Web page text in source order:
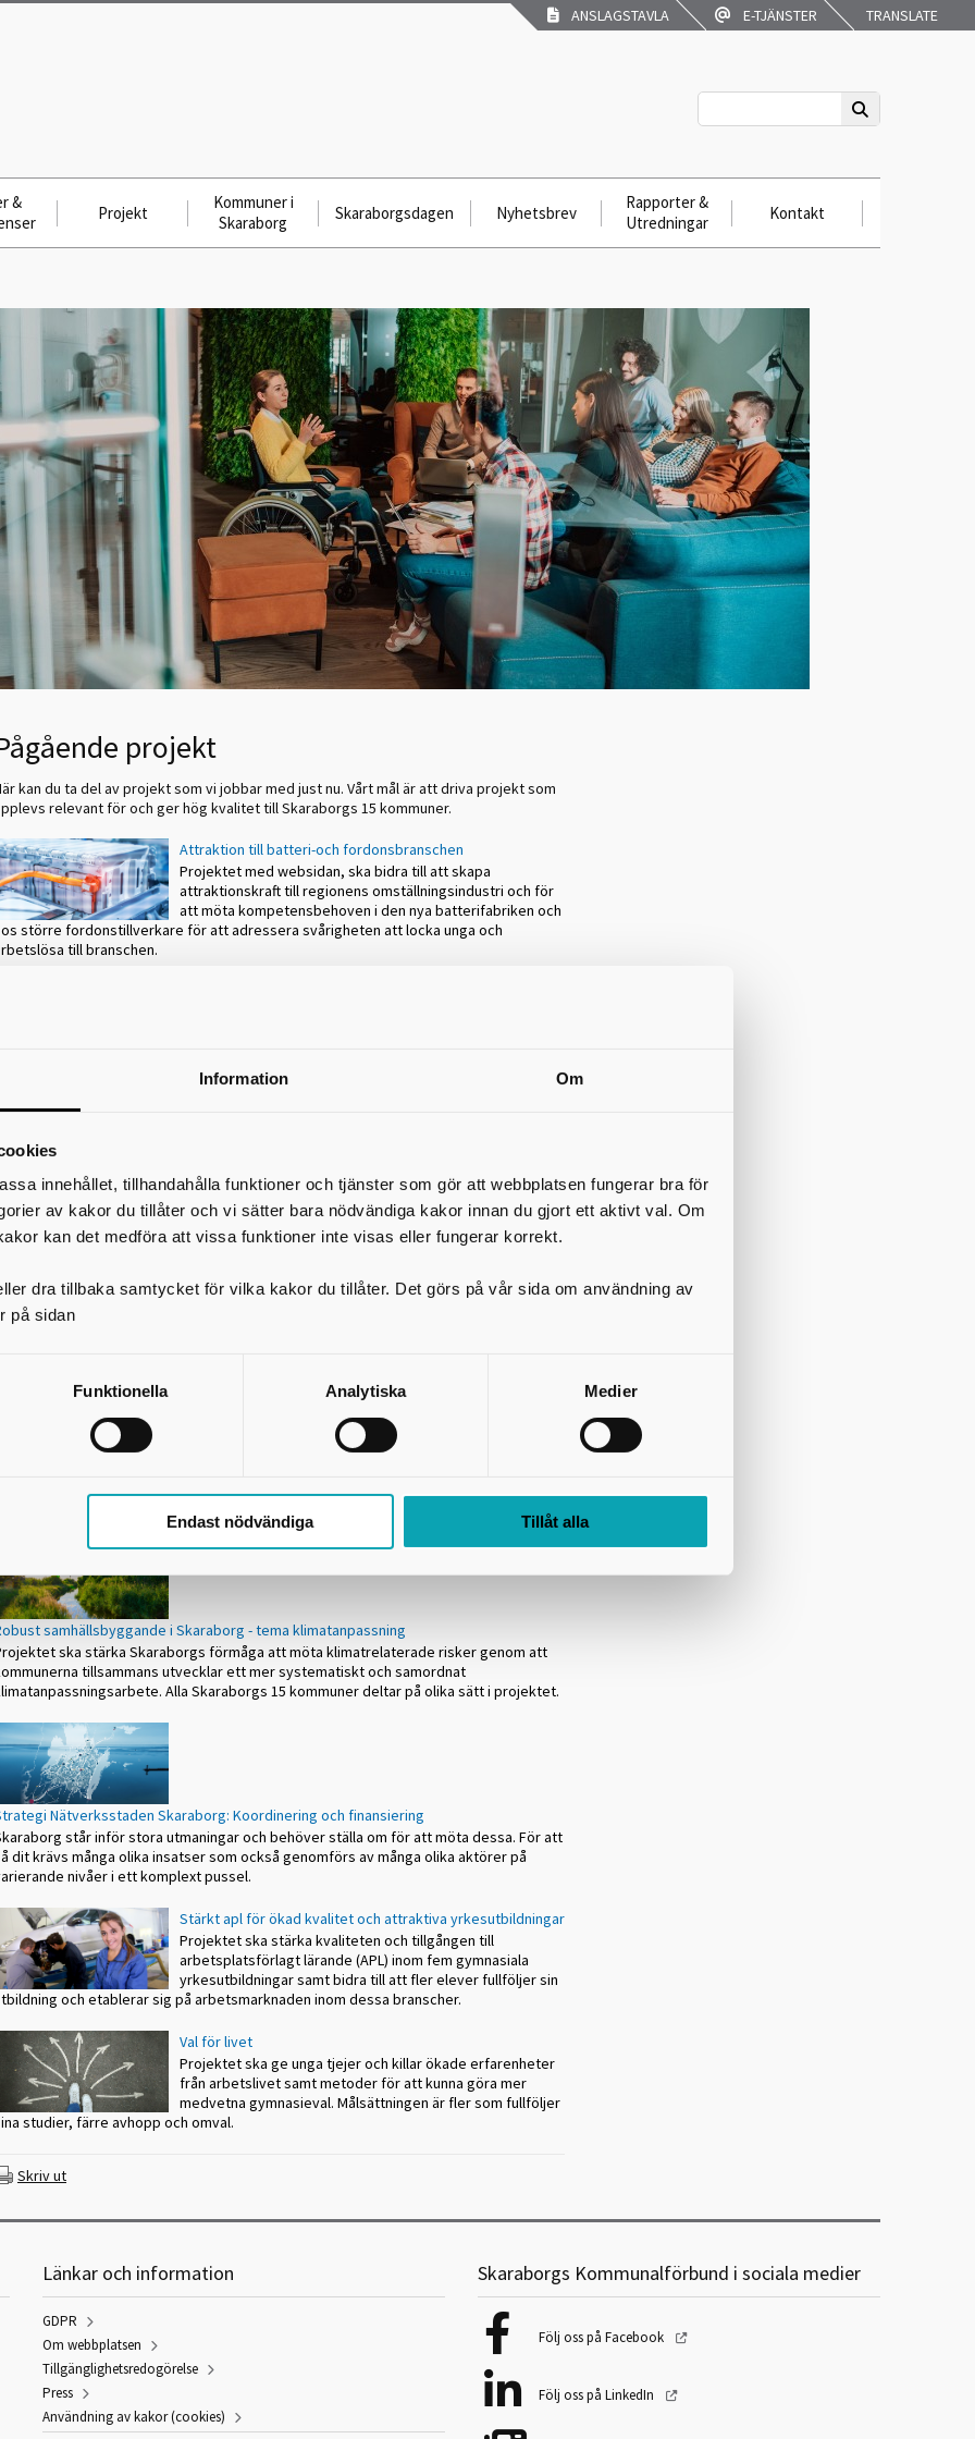
Information Om
innehållet, tillhandahålla funktioner och tjänster som gör att webbplatsen fungerar bra för
av kakor du tillåter och vi sätter bara nödvändiga kakor innan du gjort ett aktivt val. Om
kan det medföra att vissa funktioner inte visas eller fungerar korrekt.
dra tillbaka samtycket för vilka kakor du tillåter. Det görs på vår sida om användning av
på sidan
Funktionella Analytiska Medier
Endast nödvändiga Tillåt alla
ANSLAGSTAVLA E-TJÄNSTER TRANSLATE
&
Projekt
Kommuner i
Skaraborg
Skaraborgsdagen Nyhetsbrev
Rapporter &
Utredningar
Kontakt
projekt
kan du ta del av projekt som vi jobbar med just nu. Vårt mål är att driva projekt som
relevant för och ger hög kvalitet till Skaraborgs 15 kommuner.
Attraktion till batteri-och fordonsbranschen
Projektet med websidan, ska bidra till att skapa
attraktionskraft till regionens omställningsindustri och för
att möta kompetensbehoven i den nya batterifabriken och
större fordonstillverkare för att adressera svårigheten att locka unga och
till branschen.
Genom att vara motor, mäklare och mötesplats ska
Kompetensnav Skaraborg stödja, främja och stärka
i regionens samtliga 49 kommuner.
Kunskapsnod barn och unga Skaraborg
Kunskapsnod barn och unga Skaraborgs uppdrag är att,
samhällsbyggande i Skaraborg - tema klimatanpassning
ska stärka Skaraborgs förmåga att möta klimatrelaterade risker genom att
tillsammans utvecklar ett mer systematiskt och samordnat
Alla Skaraborgs 15 kommuner deltar på olika sätt i projektet.
Nätverksstaden Skaraborg: Koordinering och finansiering
står inför stora utmaningar och behöver ställa om för att möta dessa. För att
dit krävs många olika insatser som också genomförs av många olika aktörer på
nivåer i ett komplext pussel.
​​Stärkt apl för ökad kvalitet och attraktiva yrkesutbildningar​
Projektet ska stärka kvaliteten och tillgången till
arbetsplatsförlagt lärande (APL) inom fem gymnasiala
yrkesutbildningar samt bidra till att fler elever fullföljer sin
och etablerar sig på arbetsmarknaden inom dessa branscher.
Val för livet
Projektet ska ge unga tjejer och killar ökade erfarenheter
från arbetslivet samt metoder för att kunna göra mer
medvetna gymnasieval. Målsättningen är fler som fullföljer
studier, färre avhopp och omval.
Skriv ut
Länkar och information
GDPR
Om webbplatsen
Tillgänglighetsredogörelse
Press
Användning av kakor (cookies)
Skaraborgs Kommunalförbund i sociala medier
Följ oss på Facebook
Följ oss på LinkedIn